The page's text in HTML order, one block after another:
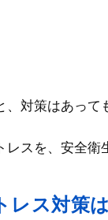
、対策はあって
スを、安全
レス対策